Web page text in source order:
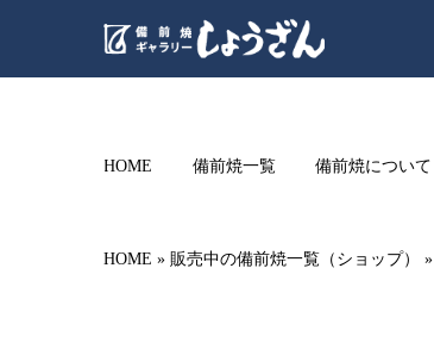
HOME 備前焼一覧 備前焼について
HOME » 販売中の備前焼一覧（ショップ） »